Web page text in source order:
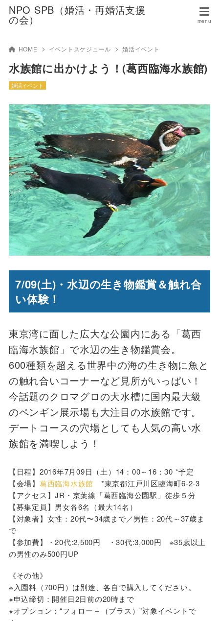
NPO SPB（婚活・再婚活支援
の会）
HOME イベントスケジュール 婚活イベント
水族館に出かけよう！(葛西臨海水族館)
婚活イベント
7/09(土)・水辺の生き物鑑賞＆触れ合
い体験！
東京湾に面した広大な公園内にある「葛西
臨海水族館」で水辺の生き物鑑賞会。
600種類を超える世界中の海の生き物に魚と
の触れ合いコーナーなど見所がいっぱい！
今話題のクロマグロの大水槽に国内最大級
のペンギン展示場も大注目の水族館です。
デートコースの穴場としても人気の高い水
族館を満喫しよう！
【日程】2016年7月09日（土）14：00～16：30 *予定
【会場】 葛西臨海水族館 *東京都江戸川区臨海町6-2-3
【アクセス】JR・京葉線「葛西臨海公園駅」徒歩５分
【募集定員】男女各6名（最大14名）
【対象者】女性：20代〜34歳まで／男性：20代～37歳ま
で
【参加費】・20代:2,500円 ・30代:3,000円 ※35歳以上
の男性のみ500円UP
《その他》
※入園料（700円）は別途、各自で購入してください。
※申込締切：開催日2日前の20時まで
※オプション：“フォロー＋（プラス）”対象イベントで